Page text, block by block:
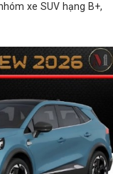
xe SUV hạng B+,